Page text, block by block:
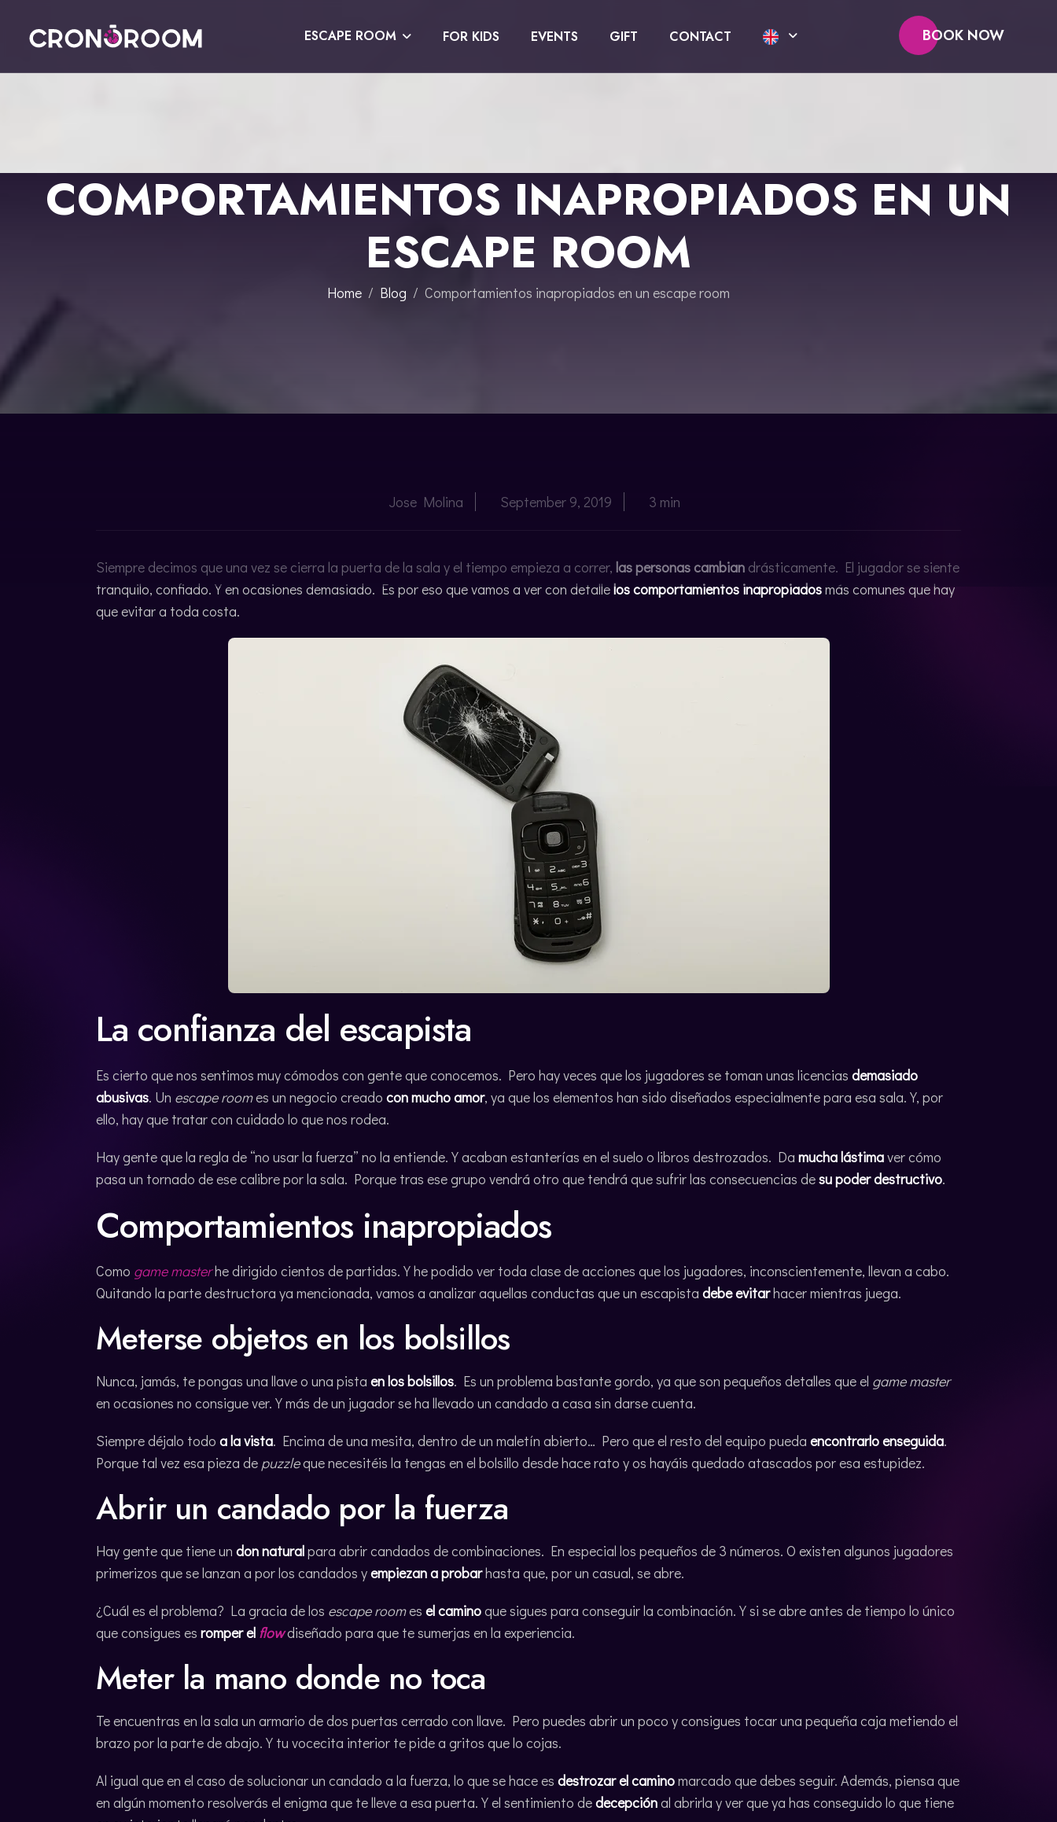
ESCAPE ROOM FOR KIDS EVENTS GIFT CONTACT BOOK NOW
POTIONS CLASS
JURASSIC LAB
EVENTSCOMPORTAMIENTOS INAPROPIADOS EN UN
ESCAPE ROOM
Home Blog Comportamientos inapropiados en un escape room
Jose Molina September 9, 2019 3 min
Siempre decimos que una vez se cierra la puerta de la sala y el tiempo empieza a correr, las personas cambian drásticamente. El jugador se siente
tranquilo, confiado. Y en ocasiones demasiado. Es por eso que vamos a ver con detallelos comportamientos inapropiadosmás comunes que hay
que evitar a toda costa.
La confianza del escapista
Es cierto que nos sentimos muy cómodos con gente que conocemos. Pero hay veces que los jugadores se toman unas licencias demasiado
abusivas. Un escape roomes un negocio creado con mucho amor, ya que los elementos han sido diseñados especialmente para esa sala. Y, por
ello, hay que tratar con cuidado lo que nos rodea.
Hay gente que la regla de “no usar la fuerza” no la entiende. Y acaban estanterías en el suelo o libros destrozados. Da mucha lástimaver cómo
pasa un tornado de ese calibre por la sala. Porque tras ese grupo vendrá otro que tendrá que sufrir las consecuencias desu poder destructivo.
Comportamientos inapropiados
Como game masterhe dirigido cientos de partidas. Y he podido ver toda clase de acciones que los jugadores, inconscientemente, llevan a cabo.
Quitando la parte destructora ya mencionada, vamos a analizar aquellas conductas que un escapista debe evitarhacer mientras juega.
Meterse objetos en los bolsillos
Nunca, jamás, te pongas una llave o una pista en los bolsillos. Es un problema bastante gordo, ya que son pequeños detalles que el game master
en ocasiones no consigue ver. Y más de un jugador se ha llevado un candado a casa sin darse cuenta.
Siempre déjalo todo a la vista. Encima de una mesita, dentro de un maletín abierto… Pero que el resto del equipo pueda encontrarlo enseguida.
Porque tal vez esa pieza de puzzleque necesitéis la tengas en el bolsillo desde hace rato y os hayáis quedado atascados por esa estupidez.
Abrir un candado por la fuerza
Hay gente que tiene un don naturalpara abrir candados de combinaciones. En especial los pequeños de 3 números. O existen algunos jugadores
primerizos que se lanzan a por los candados yempiezan a probarhasta que, por un casual, se abre.
¿Cuál es el problema? La gracia de los escape roomes el caminoque sigues para conseguir la combinación. Y si se abre antes de tiempo lo único
que consigues es romper el flowdiseñado para que te sumerjas en la experiencia.
Meter la mano donde no toca
Te encuentras en la sala un armario de dos puertas cerrado con llave. Pero puedes abrir un poco y consigues tocar una pequeña caja metiendo el
brazo por la parte de abajo. Y tu vocecita interior te pide a gritos que lo cojas.
Al igual que en el caso de solucionar un candado a la fuerza, lo que se hace es destrozar el caminomarcado que debes seguir. Además, piensa que
en algún momento resolverás el enigma que te lleve a esa puerta. Y el sentimiento dedecepciónal abrirla y ver que ya has conseguido lo que tiene